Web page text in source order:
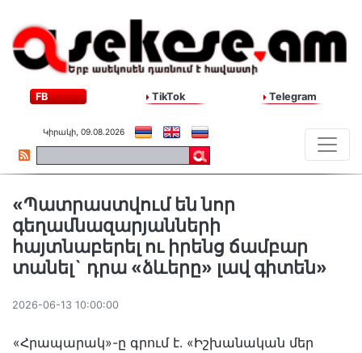
FB TikTok Telegram
Կիրակի, 09.08.2026
«Պատրաստվում են նոր
գեղամնազարյանների
հայտնաբերել ու իրենց ճամբար
տանել` դրա «ձևերը» լավ գիտեն»
2026-06-13 10:00:00
«Հրապարակ»-ը գրում է․ «Իշխանական մեր